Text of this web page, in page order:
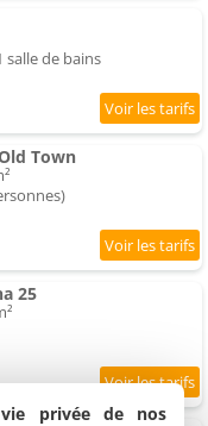
salle de bains
Town
25
privée de nos